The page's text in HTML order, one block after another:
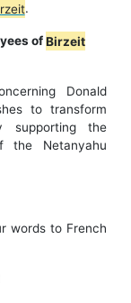
.
ofBirzeit
Donald
to transform
supporting the
the Netanyahu
words to French